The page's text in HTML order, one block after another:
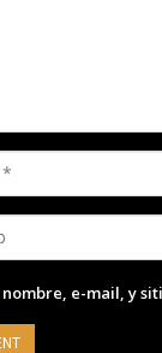
e-mail, y